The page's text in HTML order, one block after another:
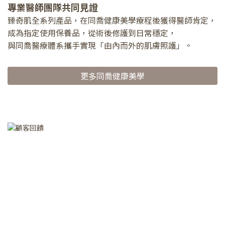
專業醫師團隊共同見證
臻奇肌全系列產品，在同喬健康美學療程後獲得醫師肯定，
成為指定使用保養品，從術後修護到日常穩定，
與同喬醫療體系攜手實現「由內而外的肌膚照護」。
更多同喬健康美學